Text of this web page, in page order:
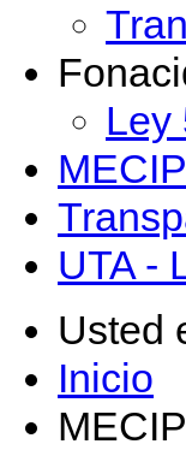
Ley
MECIP
UTA -
Usted
Inicio
MECIP